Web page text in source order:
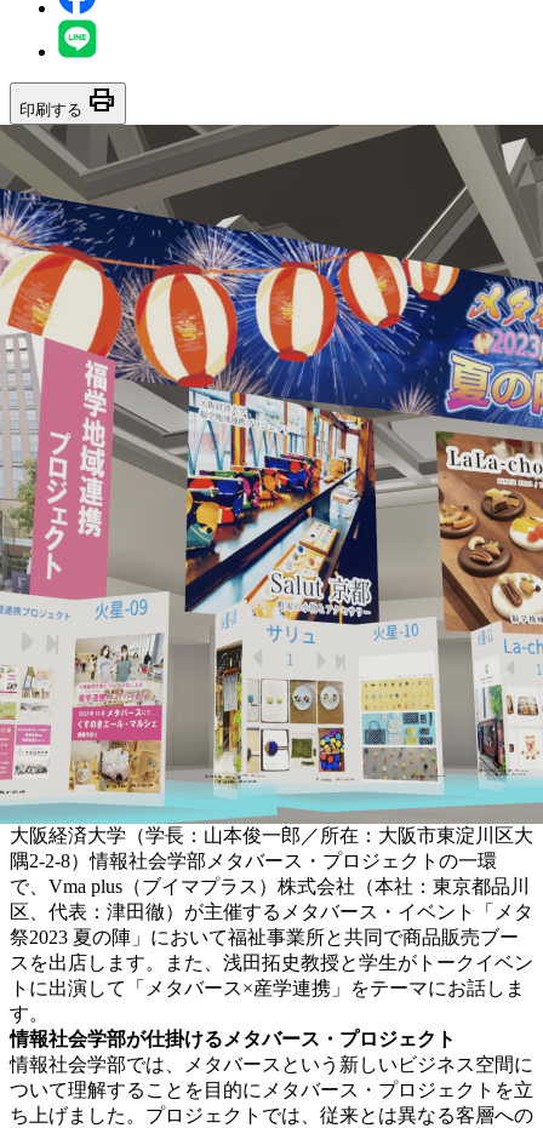
印刷する print
大阪経済大学（学長：山本俊一郎／所在：大阪市東淀川区大
隅2-2-8）情報社会学部メタバース・プロジェクトの一環
で、Vma plus（ブイマプラス）株式会社（本社：東京都品川
区、代表：津田徹）が主催するメタバース・イベント「メタ
祭2023 夏の陣」において福祉事業所と共同で商品販売ブー
スを出店します。また、浅田拓史教授と学生がトークイベン
トに出演して「メタバース×産学連携」をテーマにお話しま
す。
情報社会学部が仕掛けるメタバース・プロジェクト
情報社会学部では、メタバースという新しいビジネス空間に
ついて理解することを目的にメタバース・プロジェクトを立
ち上げました。プロジェクトでは、従来とは異なる客層への